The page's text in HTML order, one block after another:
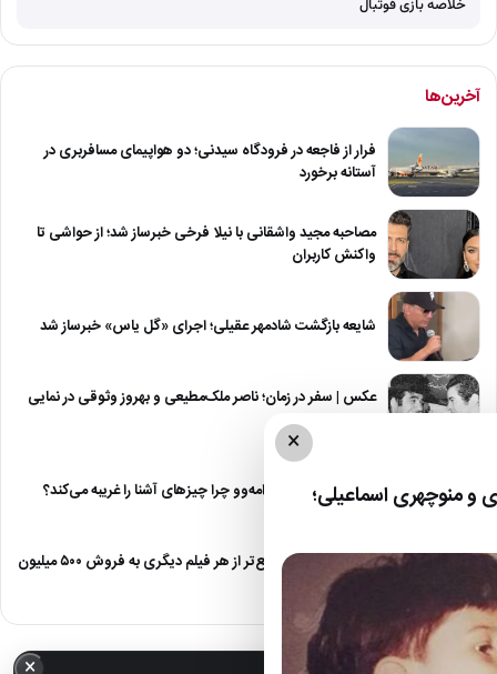
خلاصه بازی فوتبال
آخرین‌ها
فرار از فاجعه در فرودگاه سیدنی؛ دو هواپیمای مسافربری در
آستانه برخورد
مصاحبه مجید واشقانی با نیلا فرخی خبرساز شد؛ از حواشی تا
واکنش کاربران
شایعه بازگشت شادمهر عقیلی؛ اجرای «گل یاس» خبرساز شد
عکس | سفر در زمان؛ ناصر ملک‌مطیعی و بهروز وثوقی در نمایی
نقطه مقابل دژاوو؛ ژامه‌وو چرا چیزهای آشنا را غریبه می‌کند؟
«مرد عنکبوتی» سریع‌تر از هر فیلم دیگری به فروش ۵۰۰ میلیون
دلاری رسید
×
منوچهری اسماعیلی؛